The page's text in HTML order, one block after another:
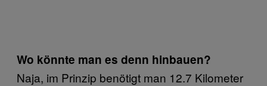
Wo könnte man es denn hinbauen?
Naja, im Prinzip benötigt man 12.7 Kilometer